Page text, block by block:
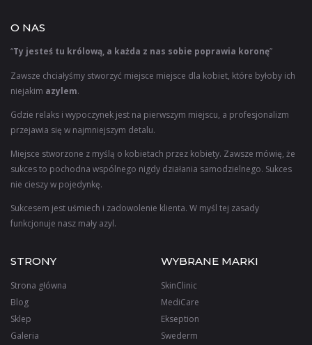
O NAS
“Ty jesteś tu królową, a każda z nas sobie poprawia koronę”
Zawsze chciałyśmy stworzyć miejsce miejsce dla kobiet, które byłoby ich
niejakim azylem.
Gdzie relaks i wypoczynek jest na pierwszym miejscu, a profesjonalizm
przejawia się w najmniejszym detalu.
Miejsce stworzone z myślą o kobietach przez kobiety. Zawsze mówię, że
sukces to pochodna wspólnego nigdy działania samodzielnego. Sukces
nie cieszy w pojedynkę.
Sukcesem jest uśmiech i zadowolenie klienta. W myśl tej zasady
funkcjonuje nasz mały azyl.
STRONY
Strona główna
Blog
Sklep
Galeria
WYBRANE MARKI
SkinClinic
MediCare
Ekseption
Swederm